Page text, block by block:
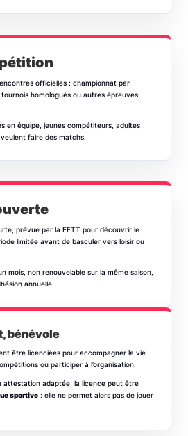
officielles : championnat par
homologués ou autres épreuves
en équipe, jeunes compétiteurs, adultes
faire des matchs.
prévue par la FFTT pour découvrir le
limitée avant de basculer vers loisir ou
mois, non renouvelable sur la même saison,
annuelle.
bénévole
être licenciées pour accompagner la vie
ou participer à l’organisation.
attestation adaptée, la licence peut être
sportive : elle ne permet alors pas de jouer